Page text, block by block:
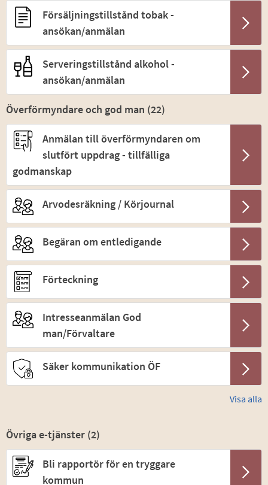
Försäljningstillstånd tobak -
ansökan/anmälan
Serveringstillstånd alkohol -
ansökan/anmälan
Överförmyndare och god man (22)
Anmälan till överförmyndaren om
slutfört uppdrag - tillfälliga
godmanskap
Arvodesräkning / Körjournal
Begäran om entledigande
Förteckning
Intresseanmälan God
man/Förvaltare
Säker kommunikation ÖF
Visa alla
Övriga e-tjänster (2)
Bli rapportör för en tryggare
kommun